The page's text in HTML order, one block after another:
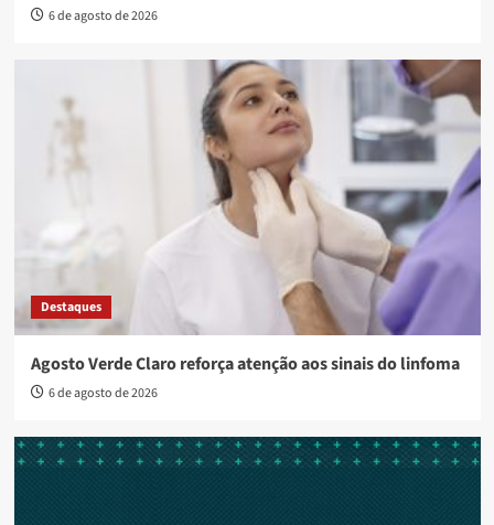
6 de agosto de 2026
Destaques
Agosto Verde Claro reforça atenção aos sinais do linfoma
6 de agosto de 2026